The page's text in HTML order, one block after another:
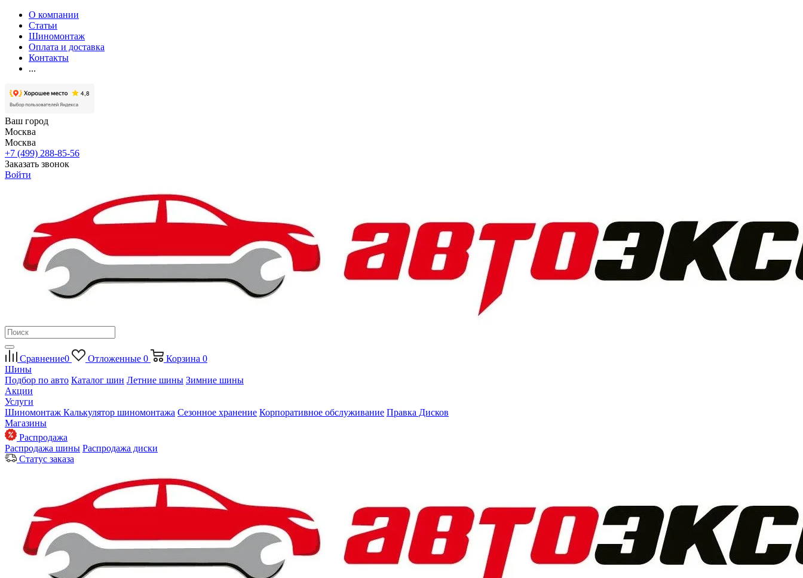
О компании
Статьи
Шиномонтаж
Оплата и доставка
Контакты
...
Ваш город
Москва
Москва
+7 (499) 288-85-56
Заказать звонок
Войти
Сравнение0 Отложенные 0 Корзина 0
Шины
Подбор по авто Каталог шин Летние шины Зимние шины
Акции
Услуги
Шиномонтаж Калькулятор шиномонтажа Сезонное хранение Корпоративное обслуживание Правка Дисков
Магазины
Распродажа
Распродажа шины Распродажа диски
Статус заказа